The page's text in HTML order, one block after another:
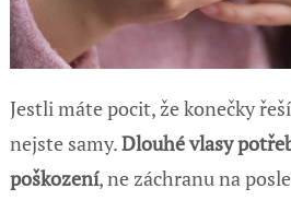
Jestli máte pocit, že konečky
nejste samy.Dlouhé vlasy
poškození, ne záchranu na